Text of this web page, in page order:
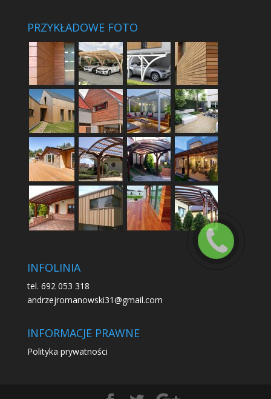
PRZYKŁADOWE FOTO
INFOLINIA
tel. 692 053 318
andrzejromanowski31@gmail.com
INFORMACJE PRAWNE
Polityka prywatności